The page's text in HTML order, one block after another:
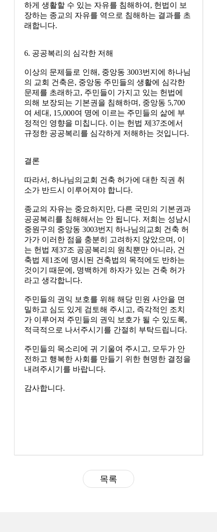
하게 생활할 수 있는 자유를 침해하여, 헌법이 보
장하는 종교의 자유를 역으로 침해하는 결과를 초
래합니다.
6. 공공복리의 심각한 저해
이상의 문제들로 인해, 중앙동 3003번지에 하나님
의 교회 건축은, 중앙동 주민들의 생활에 심각한
문제를 초래하고, 주민들이 가지고 있는 헌법에
의해 보장되는 기본권을 침해하며, 중앙동 5,700
여 세대, 15,000여 명에 이르는 주민들의 삶에 부
정적인 영향을 미칩니다. 이는 헌법 제37조에서
규정한 공공복리를 심각하게 저해하는 것입니다.
결론
따라서, 하나님의교회 건축 허가에 대한 직권 취
소가 반드시 이루어져야 합니다.
종교의 자유는 중요하지만, 다른 국민의 기본권과
공공복리를 침해해서는 안 됩니다. 저희는 성남시
중원구의 중앙동 3003번지 하나님의교회 건축 허
가가 이러한 점을 충분히 고려하지 않았으며, 이
는 헌법 제37조 공공복리의 원칙뿐만 아니라, 건
축법 제1조에 명시된 건축법의 목적에도 반하는
것이기 때문에, 명백하게 하자가 있는 건축 허가
라고 생각합니다.
주민들의 권익 보호를 위해 해당 민원 사안을 면
밀하고 심도 있게 검토해 주시고, 즉각적인 조치
가 이루어져 주민들의 권익 보호가 될 수 있도록,
적극적으로 나서주시기를 간절히 부탁드립니다.
주민들의 목소리에 귀 기울여 주시고, 모두가 안
전하고 행복한 사회를 만들기 위한 현명한 결정을
내려주시기를 바랍니다.
감사합니다.
목록